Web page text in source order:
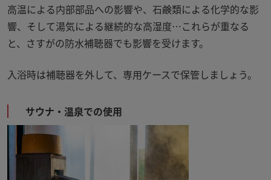
高温による内部部品への影響や、石鹸類による化学的な影
響、そして湯気による継続的な高湿度… これらが重なる
と、さすがの防水補聴器でも影響を受けます。
入浴時は補聴器を外して、専用ケースで保管しましょう。
サウナ・温泉での使用